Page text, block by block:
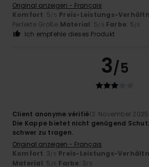
Original anzeigen - Français
Komfort: 5 /5 Preis-Leistungs-
Perfekte Größe Material: 5 /5 Farbe: 5 /5
Ich empfehle dieses Produkt
3/5
Client anonyme vérifié12. November 2025
Die Kappe bietet nicht genügend
schwer zu tragen.
Original anzeigen - Français
Komfort: 3 /5 Preis-Leistungs-
Material: 5 /5 Farbe: 3 /5